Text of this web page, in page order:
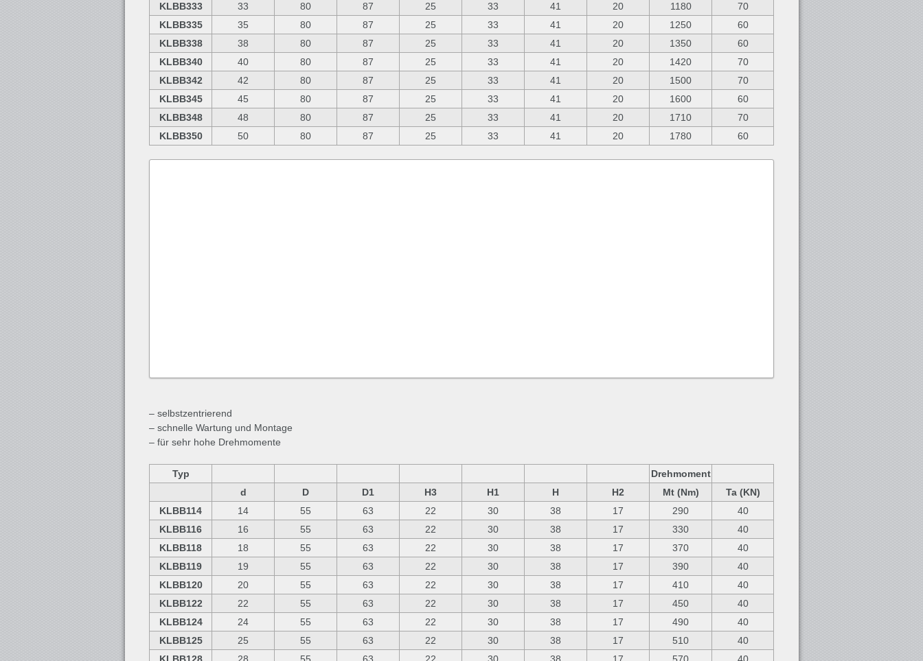
KLBB333
33 80 87 25 33 41 20 1180
70
KLBB335
35 80 87 25 33 41 20 1250
60
KLBB338
38 80 87 25 33 41 20 1350
60
KLBB340
40 80 87 25 33 41 20 1420
70
KLBB342
42 80 87 25 33 41 20 1500
70
KLBB345
45 80 87 25 33 41 20 1600
60
KLBB348
48 80 87 25 33 41 20 1710
70
KLBB350
50 80 87 25 33 41 20 1780 60
– selbstzentrierend
– schnelle Wartung und Montage
– für sehr hohe Drehmomente
Typ
Drehmoment
d
D D1 H3 H1 H H2 Mt (Nm)
Ta (KN)
KLBB114
14 55 63 22 30 38 17 290
40
KLBB116
16 55 63 22 30 38 17 330
40
KLBB118
18 55 63 22 30 38 17 370
40
KLBB119
19 55 63 22 30 38 17 390
40
KLBB120
20 55 63 22 30 38 17 410
40
KLBB122
22 55 63 22 30 38 17 450
40
KLBB124
24 55 63 22 30 38 17 490
40
KLBB125
25 55 63 22 30 38 17 510
40